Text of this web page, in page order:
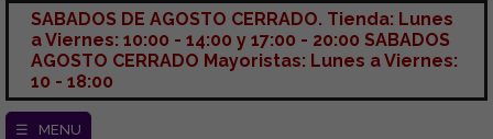
SABADOS DE AGOSTO CERRADO. Tienda: Lunes
a Viernes: 10:00 - 14:00 y 17:00 - 20:00 SABADOS
AGOSTO CERRADO Mayoristas: Lunes a Viernes:
10 - 18:00
☰ MENU